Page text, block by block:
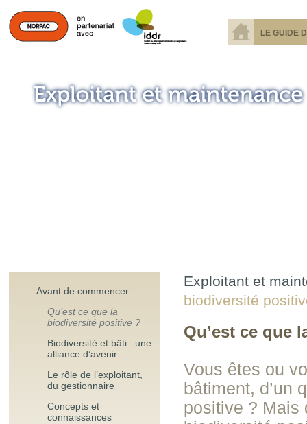
LE GUIDE
Avant de commencer
Qu’est ce que la
biodiversité positive ?
Biodiversité et bâti : une
alliance d’avenir
Le rôle de l’exploitant,
du gestionnaire
Concepts et
connaissances
Exploitant et
biodiversité
Qu’est ce que
Vous êtes ou
bâtiment, d’un
positive ? Mais